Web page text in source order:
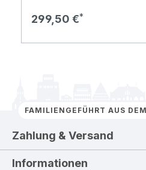
Regulärer Preis:
299,50 €
FAMILIENGEFÜHRT AUS
Zahlung & Versand
Informationen